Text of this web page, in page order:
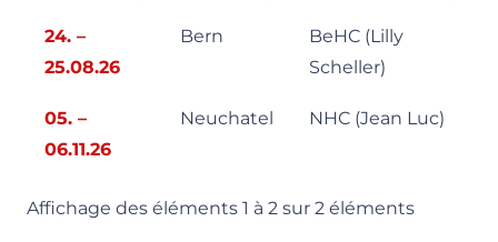
24. –
25.08.26
Bern
BeHC (Lilly
Scheller)
05. –
06.11.26
Neuchatel NHC (Jean Luc)
Affichage des éléments 1 à 2 sur 2 éléments